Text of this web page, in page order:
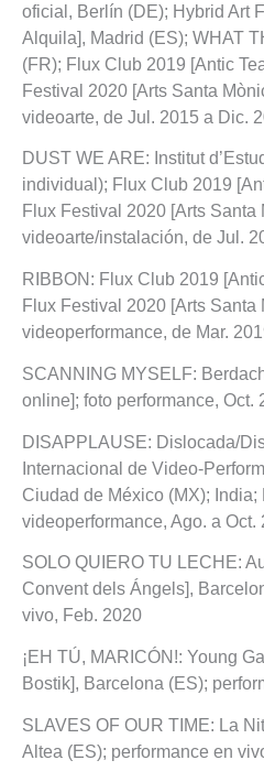
oficial, Berlín (DE); Hybrid Art
Alquila], Madrid (ES); WHAT
(FR); Flux Club 2019 [Antic
Festival 2020 [Arts Santa
videoarte, de Jul. 2015 a Dic.
DUST WE ARE: Institut
individual); Flux Club 2019
Flux Festival 2020 [Arts
videoarte/instalación, de Jul.
RIBBON: Flux Club 2019
Flux Festival 2020 [Arts
videoperformance, de Mar.
SCANNING MYSELF:
online]; foto performance, Oct.
DISAPPLAUSE: Dislocada/
Internacional de Video-
Ciudad de México (MX); India;
videoperformance, Ago. a Oct.
SOLO QUIERO TU LECHE:
Convent dels Ángels],
vivo, Feb. 2020
¡EH TÚ, MARICÓN!: Young
Bostik], Barcelona (ES);
SLAVES OF OUR TIME: La
Altea (ES); performance en